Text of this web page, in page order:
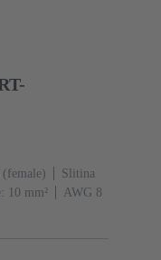
(female)
Slitina
10 mm² AWG 8